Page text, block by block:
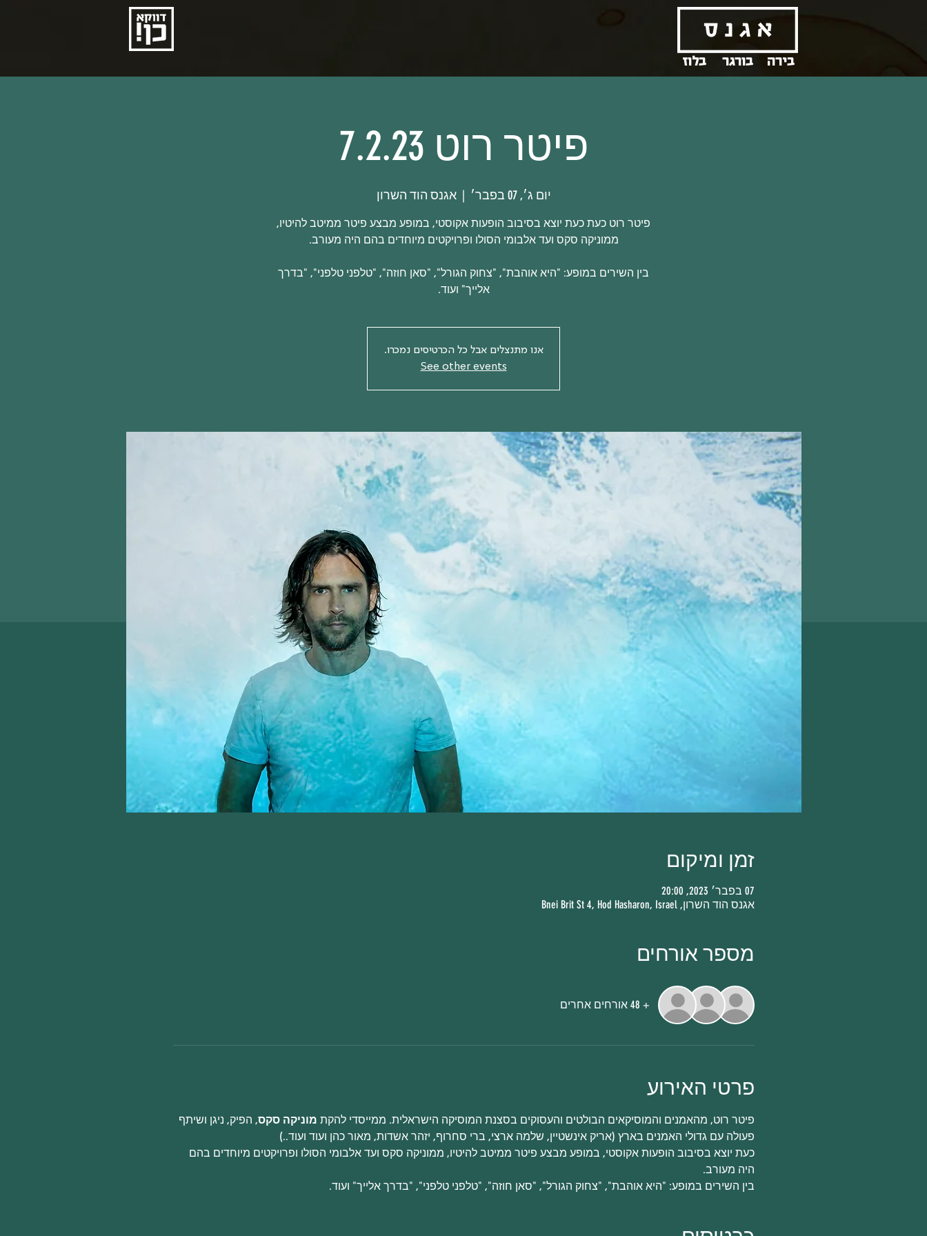
בלוז בורגר בירה
פיטר רוט 7.2.23
יום ג׳, 07 בפבר׳
  |
אגנס הוד השרון
פיטר רוט כעת כעת יוצא בסיבוב הופעות אקוסטי, במופע מבצע פיטר ממיטב להיטיו,
בין השירים במופע: "היא אוהבת", "צחוק הגורל", "סאן חוזה", "טלפני טלפני", "בדרך
אלייך" ועוד.
אנו מתנצלים אבל כל הכרטיסים נמכרו.
See other events
זמן ומיקום
07 בפבר׳ 2023, 20:00
אגנס הוד השרון, Bnei Brit St 4, Hod Hasharon, Israel
מספר אורחים
+ 48 אורחים אחרים
פרטי האירוע
פיטר רוט, מהאמנים והמוסיקאים הבולטים והעסוקים בסצנת המוסיקה הישראלית. ממייסדי להקת מוניקה סקס, הפיק, ניגן ושיתף
פעולה עם גדולי האמנים בארץ (אריק אינשטיין, שלמה ארצי, ברי סחרוף, יזהר אשדות, מאור כהן ועוד ועוד..)
כעת יוצא בסיבוב הופעות אקוסטי, במופע מבצע פיטר ממיטב להיטיו, ממוניקה סקס ועד אלבומי הסולו ופרויקטים מיוחדים בהם
היה מעורב.
בין השירים במופע: "היא אוהבת", "צחוק הגורל", "סאן חוזה", "טלפני טלפני", "בדרך אלייך" ועוד.